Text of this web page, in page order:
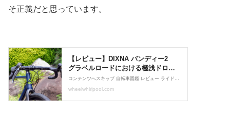
そ正義だと思っています。